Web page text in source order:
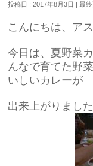
投稿日 : 2017年8月3日 最
こんにちは、ア
今日は、夏野菜
んなで育てた野
いしいカレーが
出来上がりました